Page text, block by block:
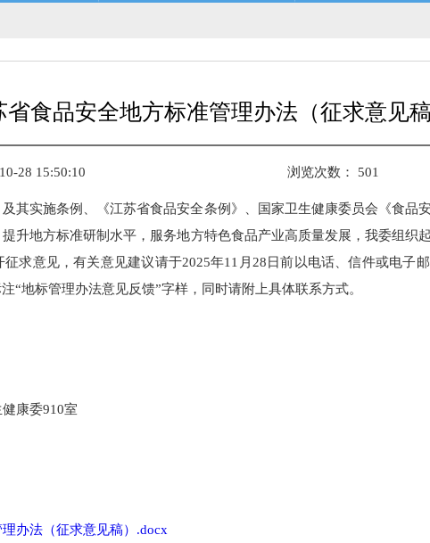
食品安全地方标准管理办法（征求意见
28 15:50:10 浏览次数： 501
其实施条例、《江苏省食品安全条例》、国家卫生健康委员会《食品
升地方标准研制水平，服务地方特色食品产业高质量发展，我委组织
求意见，有关意见建议请于2025年11月28日前以电话、信件或电子
“地标管理办法意见反馈”字样，同时请附上具体联系方式。
康委910室
办法（征求意见稿）.docx